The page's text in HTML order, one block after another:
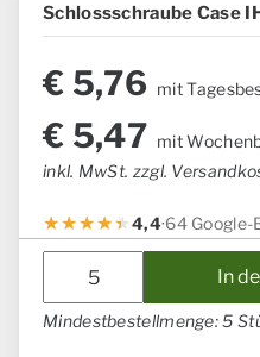
Schlossschraube Case
€ 5,76 mit
€ 5,47 mit
inkl. MwSt. zzgl.
4,4·64 Google-
IH
In
Mindestbestellmenge: 5